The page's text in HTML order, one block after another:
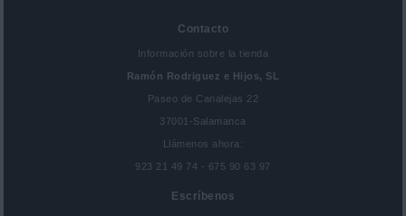
Contacto
Información sobre la tienda
Ramón Rodriguez e Hijos, SL
Paseo de Canalejas 22
37001-Salamanca
Llámenos ahora:
923 21 49 74 - 675 90 63 97
Escríbenos